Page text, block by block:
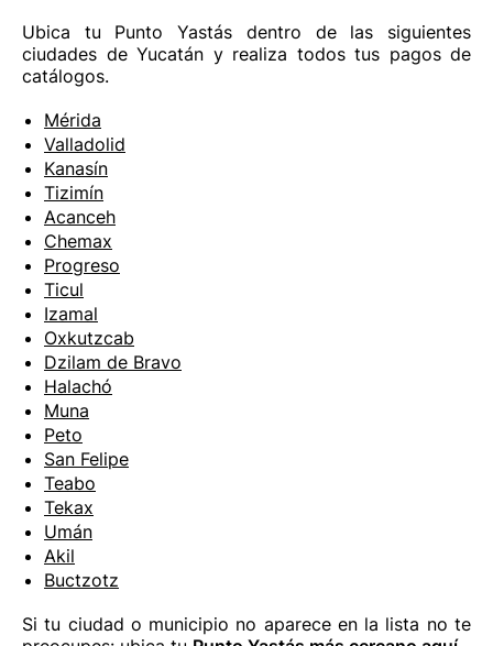
Ubica tu Punto Yastás dentro de las siguientes
ciudades de Yucatán y realiza todos tus pagos de
catálogos.
Mérida
Valladolid
Kanasín
Tizimín
Acanceh
Chemax
Progreso
Ticul
Izamal
Oxkutzcab
Dzilam de Bravo
Halachó
Muna
Peto
San Felipe
Teabo
Tekax
Umán
Akil
Buctzotz
Si tu ciudad o municipio no aparece en la lista no te